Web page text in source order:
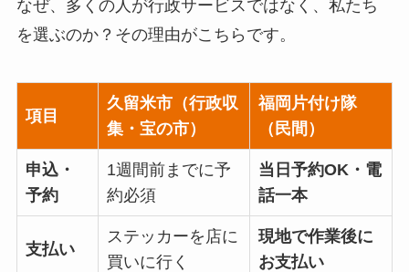
なぜ、多くの人が行政サービスではなく、私たち
を選ぶのか？その理由がこちらです。
項目
久留米市（行政収
集・宝の市）
福岡片付け隊
（民間）
申込・
予約
1週間前までに予
約必須
当日予約OK・電
話一本
支払い
ステッカーを店に
買いに行く
現地で作業後に
お支払い